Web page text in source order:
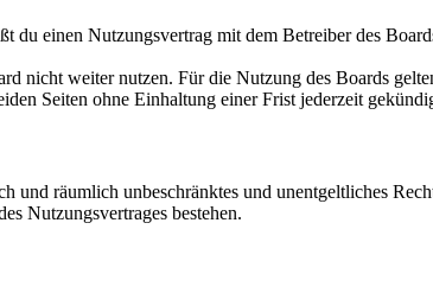
einen Nutzungsvertrag mit dem Betreiber des
nicht weiter nutzen. Für die Nutzung des Boards
Seiten ohne Einhaltung einer Frist jederzeit
und räumlich unbeschränktes und unentgeltliches
Nutzungsvertrages bestehen.